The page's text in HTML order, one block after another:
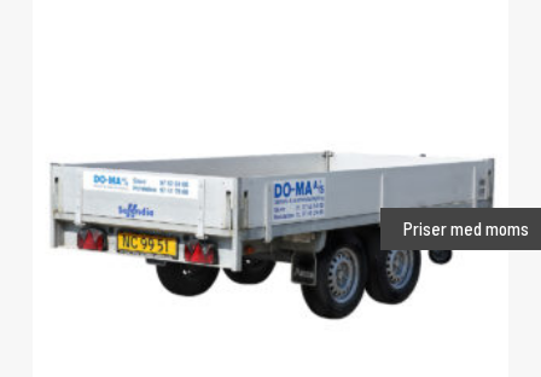
Priser med moms